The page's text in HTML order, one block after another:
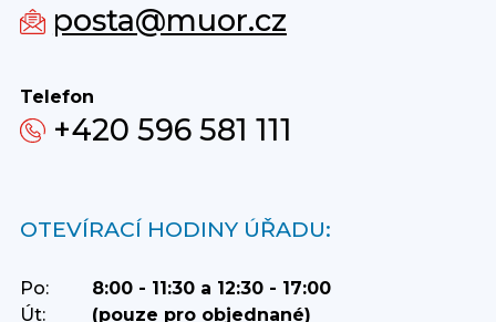
posta@muor.cz
Telefon
+420 596 581 111
OTEVÍRACÍ HODINY ÚŘADU:
Po:
8:00 - 11:30 a 12:30 - 17:00
Út:
(pouze pro objednané)